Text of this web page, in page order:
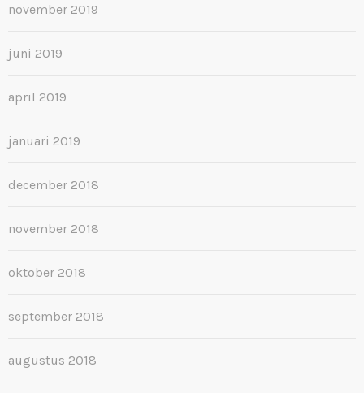
november 2019
juni 2019
april 2019
januari 2019
december 2018
november 2018
oktober 2018
september 2018
augustus 2018